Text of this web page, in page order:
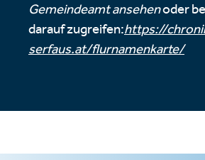
Gemeindeamt ansehenoder
darauf zugreifen:https://
serfaus.at/flurnamenkarte/